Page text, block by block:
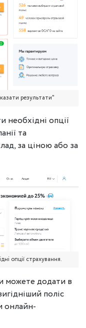
результати"
необхідні опції
та
за ціною або за
опції страхування.
можете додати в
поліс
онлайн-